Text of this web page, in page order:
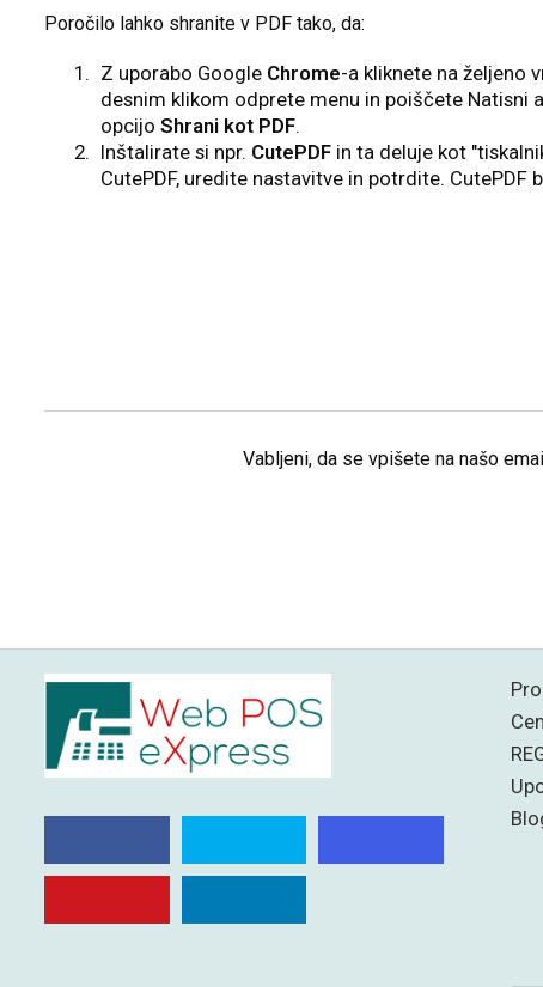
Poročilo lahko shranite v PDF tako, da:
Z uporabo Google Chrome-a kliknete na željeno
desnim klikom odprete menu in poiščete Natisni
opcijoShrani kot PDF.
Inštalirate si npr. CutePDF in ta deluje kot
CutePDF, uredite nastavitve in potrdite. CutePDF
Vabljeni, da se vpišete na našo